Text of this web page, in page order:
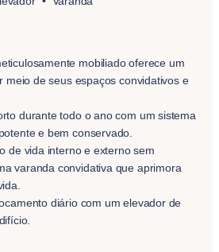
mobiliado oferece um
meio de seus espaços convidativos e
durante todo o ano com um sistema
e bem conservado.
de vida interno e externo sem
varanda convidativa que aprimora
diário com um elevador de